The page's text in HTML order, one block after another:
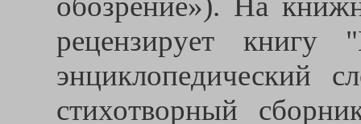
рецензирует книгу
энциклопедический
стихотворный